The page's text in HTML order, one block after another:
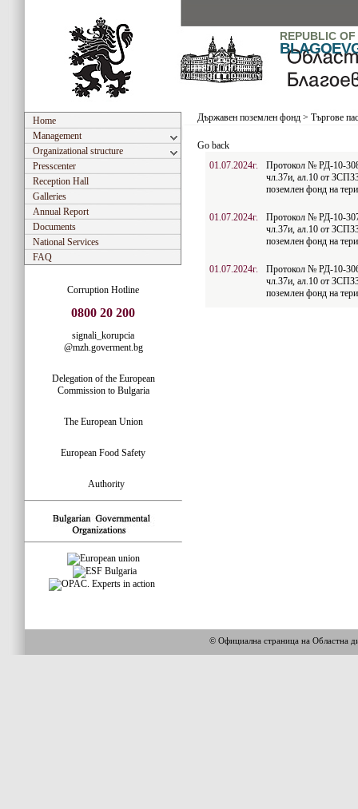
REPUBLIC
Home
Management
Organizational structure
Presscenter
Reception Hall
Galleries
Annual Report
Documents
National Services
FAQ
Corruption Hotline
0800 20 200
signali_korupcia
@mzh.goverment.bg
Delegation of the European
Commission to Bulgaria
The European Union
European Food Safety
Authority
Държавен поземлен фонд > Търгове
Go back
01.07.2024г.
Протокол № РД-10-
чл.37и, ал.10 от
поземлен фонд на
01.07.2024г.
Протокол № РД-10-
чл.37и, ал.10 от
поземлен фонд на
01.07.2024г.
Протокол № РД-10-
чл.37и, ал.10 от
поземлен фонд на
© Официална страница на